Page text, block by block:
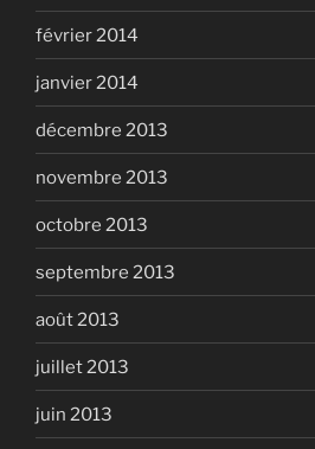
février 2014
janvier 2014
décembre 2013
novembre 2013
octobre 2013
septembre 2013
août 2013
juillet 2013
juin 2013